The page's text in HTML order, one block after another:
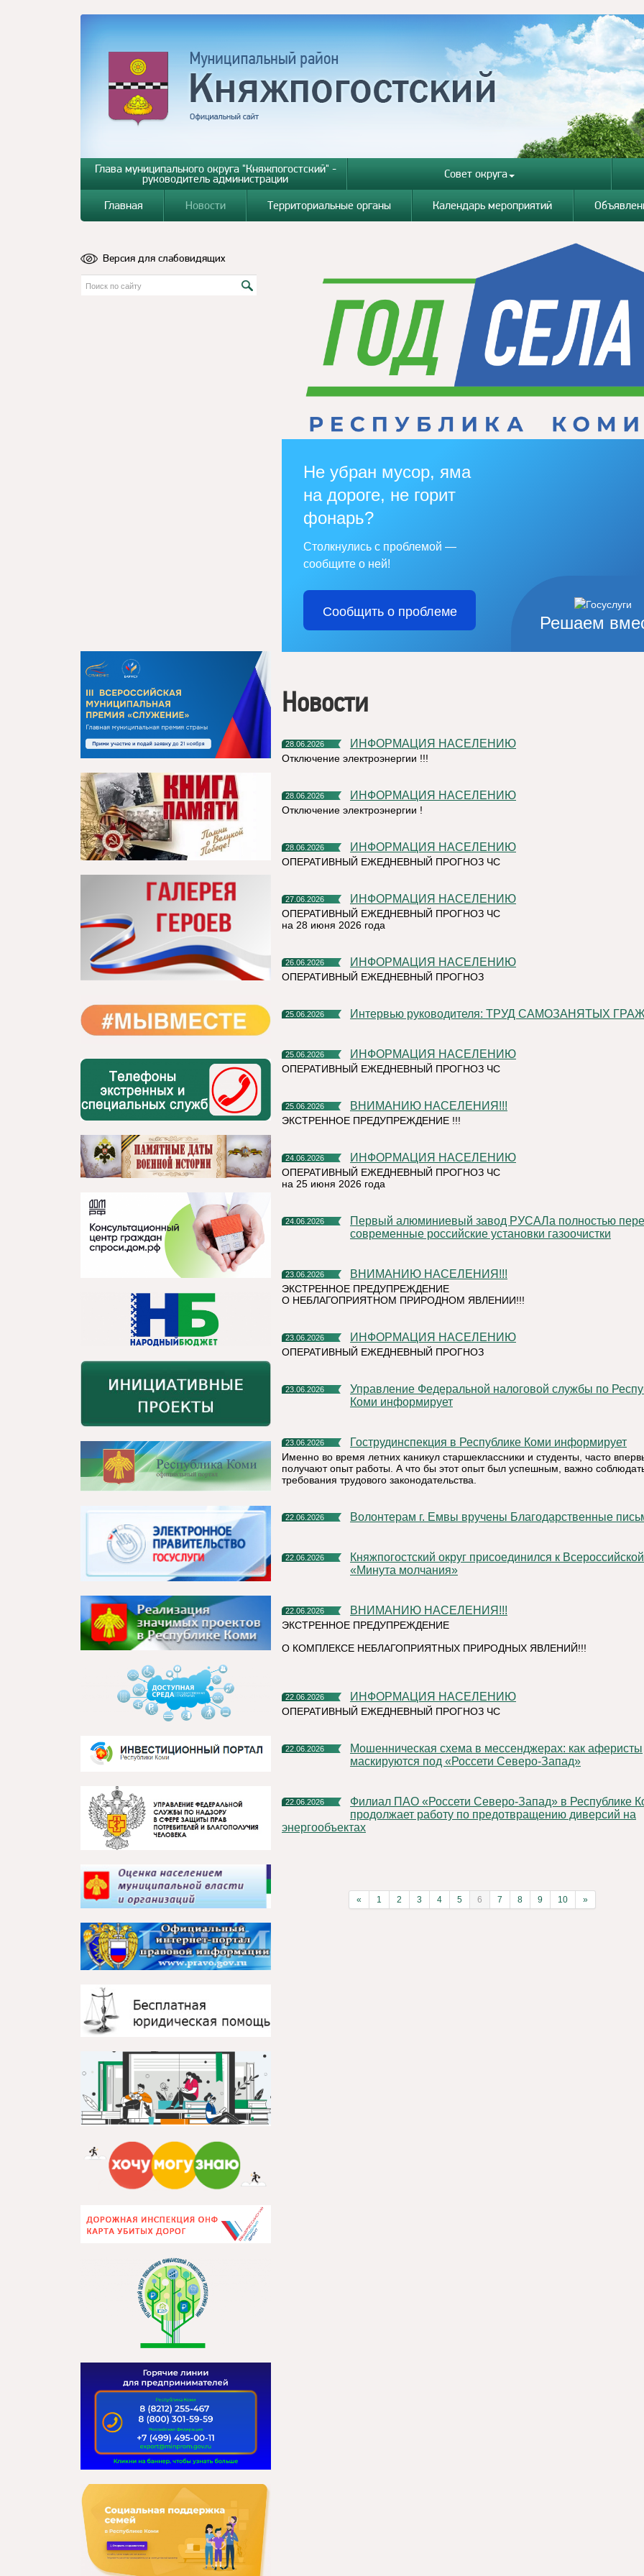
Глава муниципального округа "Княжпогостский" -
руководитель администрации Совет округа
Главная Новости Территориальные органы Календарь мероприятий
Версия для слабовидящих
Решаем
Не убран мусор, яма
на дороге, не горит
фонарь?
Столкнулись с проблемой —
сообщите о ней!
Сообщить о проблеме
Новости
28.06.2026 ИНФОРМАЦИЯ НАСЕЛЕНИЮ
Отключение электроэнергии !!!
28.06.2026 ИНФОРМАЦИЯ НАСЕЛЕНИЮ
Отключение электроэнергии !
28.06.2026 ИНФОРМАЦИЯ НАСЕЛЕНИЮ
ОПЕРАТИВНЫЙ ЕЖЕДНЕВНЫЙ ПРОГНОЗ ЧС
27.06.2026 ИНФОРМАЦИЯ НАСЕЛЕНИЮ
ОПЕРАТИВНЫЙ ЕЖЕДНЕВНЫЙ ПРОГНОЗ ЧС
на 28 июня 2026 года
26.06.2026 ИНФОРМАЦИЯ НАСЕЛЕНИЮ
ОПЕРАТИВНЫЙ ЕЖЕДНЕВНЫЙ ПРОГНОЗ
25.06.2026 Интервью руководителя: ТРУД САМОЗАНЯТЫХ
25.06.2026 ИНФОРМАЦИЯ НАСЕЛЕНИЮ
ОПЕРАТИВНЫЙ ЕЖЕДНЕВНЫЙ ПРОГНОЗ ЧС
25.06.2026 ВНИМАНИЮ НАСЕЛЕНИЯ!!!
ЭКСТРЕННОЕ ПРЕДУПРЕЖДЕНИЕ !!!
24.06.2026 ИНФОРМАЦИЯ НАСЕЛЕНИЮ
ОПЕРАТИВНЫЙ ЕЖЕДНЕВНЫЙ ПРОГНОЗ ЧС
на 25 июня 2026 года
24.06.2026
Первый алюминиевый завод РУСАЛа полностью перешел на
современные российские установки газоочистки
23.06.2026 ВНИМАНИЮ НАСЕЛЕНИЯ!!!
ЭКСТРЕННОЕ ПРЕДУПРЕЖДЕНИЕ
О НЕБЛАГОПРИЯТНОМ ПРИРОДНОМ ЯВЛЕНИИ!!!
23.06.2026 ИНФОРМАЦИЯ НАСЕЛЕНИЮ
ОПЕРАТИВНЫЙ ЕЖЕДНЕВНЫЙ ПРОГНОЗ
23.06.2026
Управление Федеральной налоговой службы по Республике
Коми информирует
23.06.2026 Гострудинспекция в Республике Коми информирует
Именно во время летних каникул старшеклассники и студенты, часто
получают опыт работы. А что бы этот опыт был успешным, важно
требования трудового законодательства.
22.06.2026 Волонтерам г. Емвы вручены Благодарственные
22.06.2026
Княжпогостский округ присоединился к Всероссийской акции
«Минута молчания»
22.06.2026 ВНИМАНИЮ НАСЕЛЕНИЯ!!!
ЭКСТРЕННОЕ ПРЕДУПРЕЖДЕНИЕ
О КОМПЛЕКСЕ НЕБЛАГОПРИЯТНЫХ ПРИРОДНЫХ ЯВЛЕНИЙ!!!
22.06.2026 ИНФОРМАЦИЯ НАСЕЛЕНИЮ
ОПЕРАТИВНЫЙ ЕЖЕДНЕВНЫЙ ПРОГНОЗ ЧС
22.06.2026
Мошенническая схема в мессенджерах: как аферисты
маскируются под «Россети Северо-Запад»
22.06.2026
Филиал ПАО «Россети Северо-Запад» в Республике Коми
продолжает работу по предотвращению диверсий на
энергообъектах
« 1 2 3 4 5 6 7 8 9 10 »